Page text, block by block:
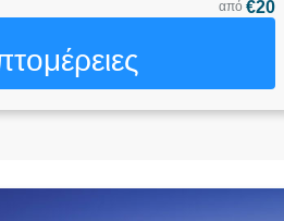
από €20